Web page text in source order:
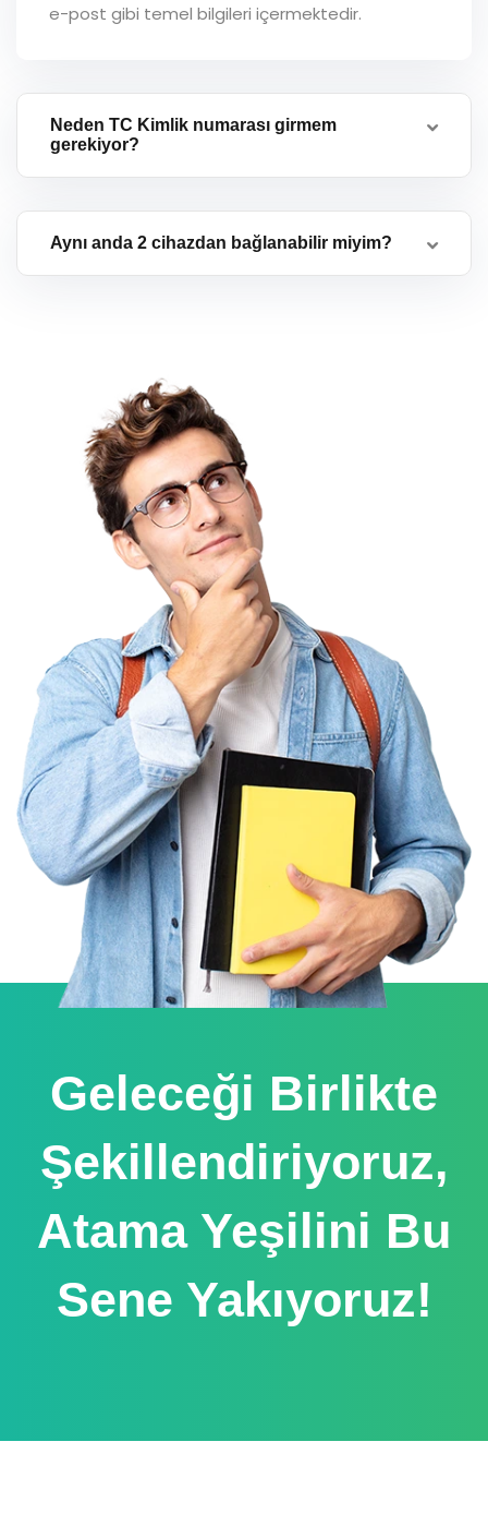
e-post gibi temel bilgileri içermektedir.
Neden TC Kimlik numarası girmem
gerekiyor?
Aynı anda 2 cihazdan bağlanabilir miyim?
Geleceği Birlikte
Şekillendiriyoruz,
Atama Yeşilini Bu
Sene Yakıyoruz!